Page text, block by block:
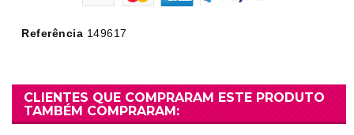
Referência 149617
CLIENTES QUE COMPRARAM ESTE PRODUTO
TAMBÉM COMPRARAM: